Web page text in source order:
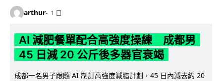
arthur 1 日
AI 減肥餐單配合高強度操練 成都男
45 日減 20 公斤後多器官衰竭
成都一名男子跟隨 AI 制訂高強度減脂計劃，45 日內減去約 20